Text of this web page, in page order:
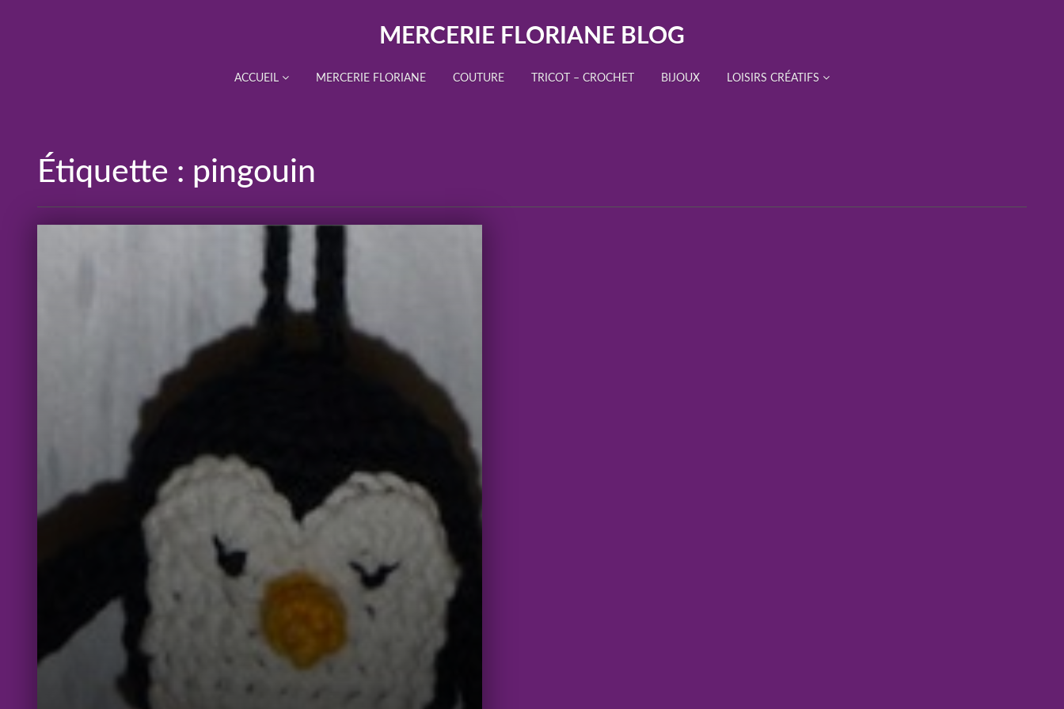
MERCERIE FLORIANE BLOG
ACCUEIL MERCERIE FLORIANE COUTURE TRICOT – CROCHET BIJOUX LOISIRS CRÉATIFS
Étiquette : pingouin